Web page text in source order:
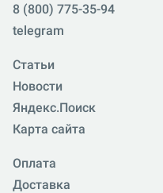
8 (800) 775-35-94
telegram
Статьи
Новости
Яндекс.Поиск
Карта сайта
Оплата
Доставка